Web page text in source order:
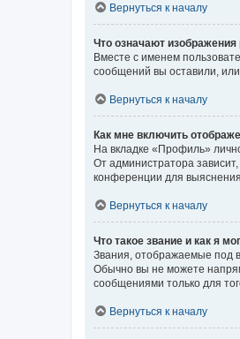
Вернуться к началу
Что означают
Вместе с именем
сообщений вы оставили,
Вернуться к началу
Как мне включить
На вкладке «Профиль»
От администратора
конференции для
Вернуться к началу
Что такое звание и как я
Звания, отображаемые под
Обычно вы не можете
сообщениями только для
Вернуться к началу